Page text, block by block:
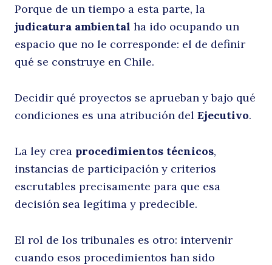
Porque de un tiempo a esta parte, la
judicatura ambiental ha ido ocupando un
espacio que no le corresponde: el de definir
qué se construye en Chile.
Decidir qué proyectos se aprueban y bajo qué
condiciones es una atribución del Ejecutivo.
La ley crea procedimientos técnicos,
instancias de participación y criterios
escrutables precisamente para que esa
decisión sea legítima y predecible.
El rol de los tribunales es otro: intervenir
cuando esos procedimientos han sido